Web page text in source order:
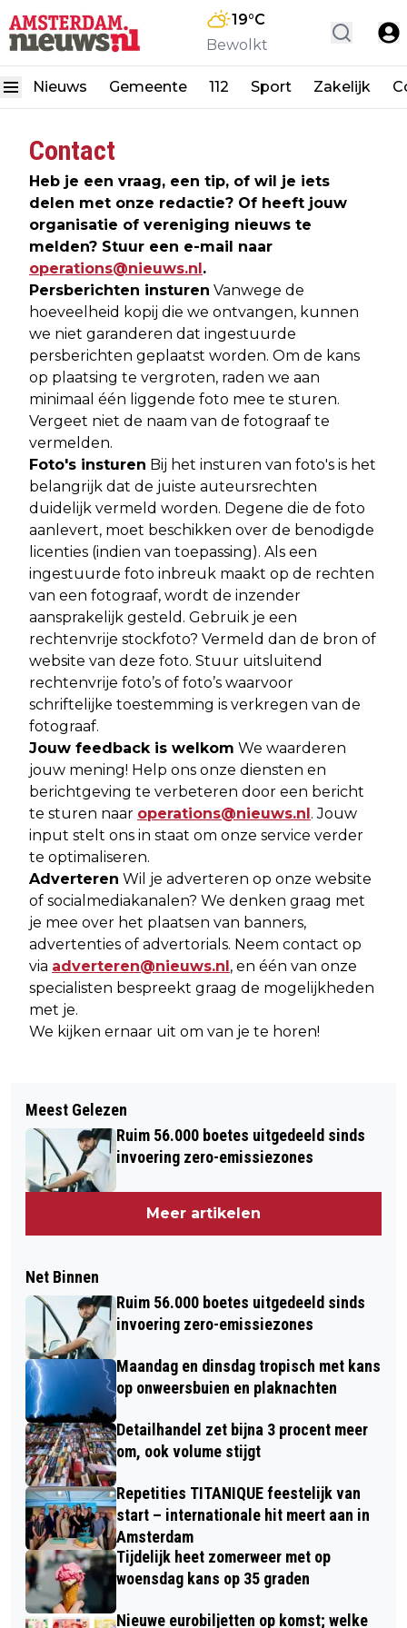
19°C
Bewolkt
Nieuws Gemeente 112 Sport Zakelijk
Contact
Heb je een vraag, een tip, of wil je iets
delen met onze redactie? Of heeft jouw
organisatie of vereniging nieuws te
melden? Stuur een e-mail naar
operations@nieuws.nl.
Persberichten insturen Vanwege de
hoeveelheid kopij die we ontvangen, kunnen
we niet garanderen dat ingestuurde
persberichten geplaatst worden. Om de kans
op plaatsing te vergroten, raden we aan
minimaal één liggende foto mee te sturen.
Vergeet niet de naam van de fotograaf te
vermelden.
Foto's insturen Bij het insturen van foto's is het
belangrijk dat de juiste auteursrechten
duidelijk vermeld worden. Degene die de foto
aanlevert, moet beschikken over de benodigde
licenties (indien van toepassing). Als een
ingestuurde foto inbreuk maakt op de rechten
van een fotograaf, wordt de inzender
aansprakelijk gesteld. Gebruik je een
rechtenvrije stockfoto? Vermeld dan de bron of
website van deze foto. Stuur uitsluitend
rechtenvrije foto’s of foto’s waarvoor
schriftelijke toestemming is verkregen van de
fotograaf.
Jouw feedback is welkom We waarderen
jouw mening! Help ons onze diensten en
berichtgeving te verbeteren door een bericht
te sturen naar operations@nieuws.nl. Jouw
input stelt ons in staat om onze service verder
te optimaliseren.
Adverteren Wil je adverteren op onze website
of socialmediakanalen? We denken graag met
je mee over het plaatsen van banners,
advertenties of advertorials. Neem contact op
via adverteren@nieuws.nl, en één van onze
specialisten bespreekt graag de mogelijkheden
met je.
We kijken ernaar uit om van je te horen!
Meest Gelezen
Ruim 56.000 boetes uitgedeeld sinds
invoering zero-emissiezones
Meer artikelen
Net Binnen
Ruim 56.000 boetes uitgedeeld sinds
invoering zero-emissiezones
Maandag en dinsdag tropisch met kans
op onweersbuien en plaknachten
Detailhandel zet bijna 3 procent meer
om, ook volume stijgt
Repetities TITANIQUE feestelijk van
start – internationale hit meert aan in
Amsterdam
Tijdelijk heet zomerweer met op
woensdag kans op 35 graden
Nieuwe eurobiljetten op komst; welke